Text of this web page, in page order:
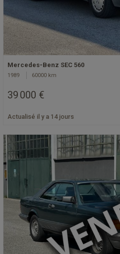
Mercedes-Benz SEC 560
1989 60000 km
39 000 €
Actualisé il y a 14 jours